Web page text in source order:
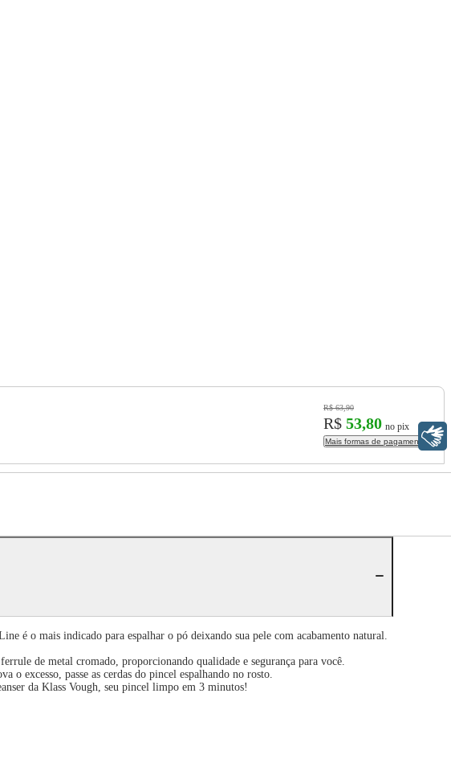
R$ 63,90
R$ 53,80 no pix
Mais formas de pagamento
é o mais indicado para espalhar o pó deixando sua pele com acabamento natural.
de metal cromado, proporcionando qualidade e segurança para você.
o excesso, passe as cerdas do pincel espalhando no rosto.
da Klass Vough, seu pincel limpo em 3 minutos!
Libras